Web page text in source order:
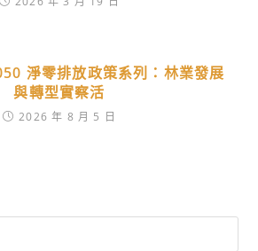
淨零排放政策系列：林業發展
與轉型實察活
2026 年 8 月 5 日